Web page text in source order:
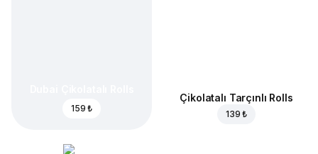
159 ₺
Çikolatalı Tarçınlı Rolls
139 ₺